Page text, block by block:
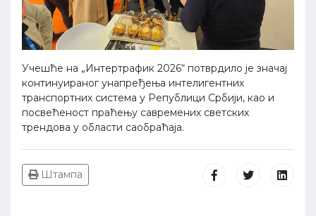
Учешће на „Интертрафик 2026“ потврдило је значај
континуираног унапређења интелигентних
транспортних система у Републици Србији, као и
посвећеност праћењу савремених светских
трендова у области саобраћаја.
Штампа